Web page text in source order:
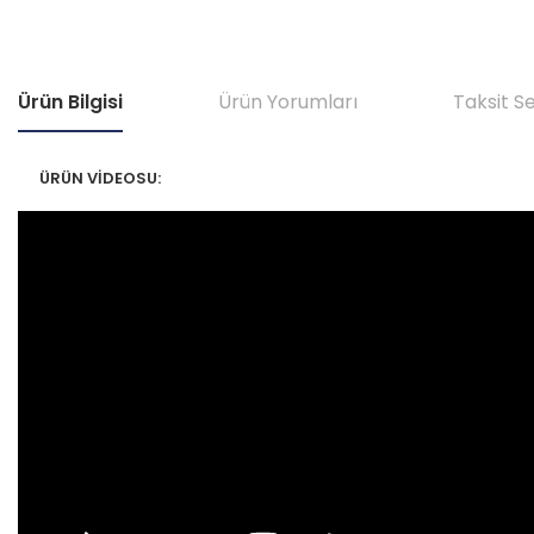
Ürün Bilgisi Ürün Yorumları Taksit
ÜRÜN VİDEOSU: